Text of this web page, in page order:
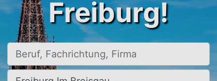
Freiburg!
Beruf, Fachrichtung, Firma
Ort, Stadt